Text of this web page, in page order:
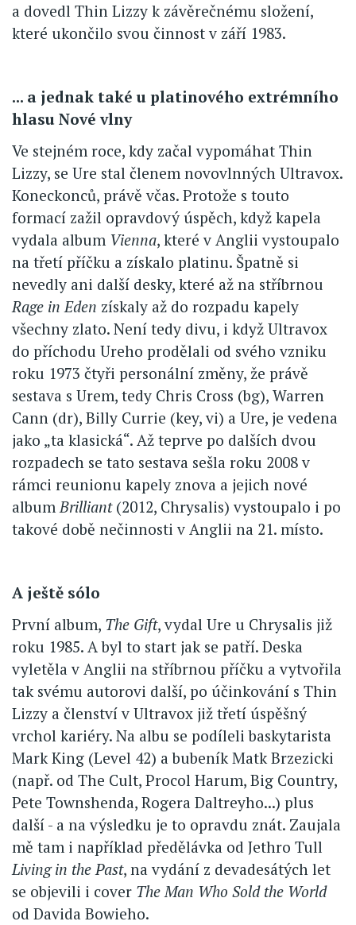
a dovedl Thin Lizzy k závěrečnému složení,
které ukončilo svou činnost v září 1983.
... a jednak také u platinového extrémního
hlasu Nové vlny
Ve stejném roce, kdy začal vypomáhat Thin
Lizzy, se Ure stal členem novovlnných Ultravox.
Koneckonců, právě včas. Protože s touto
formací zažil opravdový úspěch, když kapela
vydala album Vienna, které v Anglii vystoupalo
na třetí příčku a získalo platinu. Špatně si
nevedly ani další desky, které až na stříbrnou
Rage in Eden získaly až do rozpadu kapely
všechny zlato. Není tedy divu, i když Ultravox
do příchodu Ureho prodělali od svého vzniku
roku 1973 čtyři personální změny, že právě
sestava s Urem, tedy Chris Cross (bg), Warren
Cann (dr), Billy Currie (key, vi) a Ure, je vedena
jako „ta klasická“. Až teprve po dalších dvou
rozpadech se tato sestava sešla roku 2008 v
rámci reunionu kapely znova a jejich nové
albumBrilliant(2012, Chrysalis) vystoupalo i po
takové době nečinnosti v Anglii na 21. místo.
A ještě sólo
První album, The Gift, vydal Ure u Chrysalis již
roku 1985. A byl to start jak se patří. Deska
vyletěla v Anglii na stříbrnou příčku a vytvořila
tak svému autorovi další, po účinkování s Thin
Lizzy a členství v Ultravox již třetí úspěšný
vrchol kariéry. Na albu se podíleli baskytarista
Mark King (Level 42) a bubeník Matk Brzezicki
(např. od The Cult, Procol Harum, Big Country,
Pete Townshenda, Rogera Daltreyho...) plus
další - a na výsledku je to opravdu znát. Zaujala
mě tam i například předělávka od Jethro Tull
Living in the Past, na vydání z devadesátých let
se objevili i cover The Man Who Sold the World
od Davida Bowieho.